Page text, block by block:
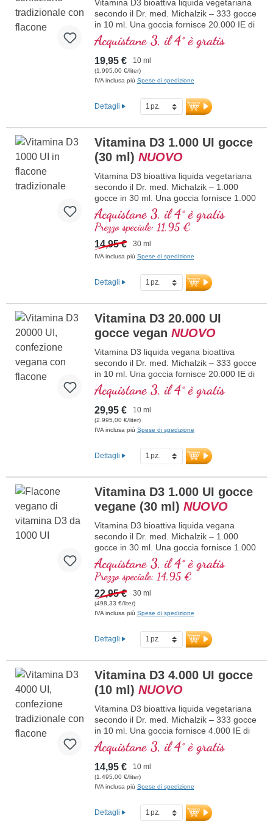
maggiori informazioni su Vitamina
D3 + K2
Vitamina D3 bioattiva liquida vegetariana
secondo il Dr. med. Michalzik – 333 gocce
in 10 ml. Una goccia fornisce 20.000 IE di
vitamina D3. Massima qualità premium.
Disciolta in olio di cocco MCT protettivo,
coltivato senza pesticidi, per una migliore
biodisponibilità. Questa combinazione
ottimale supporta il mantenimento di ossa
funzione muscolare e alla normale
funzione del sistema immunitario.
attiva da 25 anni, vegetariano, senza
additivi e testato in laboratorio. Sviluppato
da medici.
maggiori informazioni su Vitamina
D3 + K2
Acquistane 3, il 4° è gratis
19,95 € 10 ml
(1.995,00 €/liter)
IVA inclusa più Spese di spedizione
Dettagli
Vitamina D3 1.000 UI gocce
(30 ml) NUOVO
Vitamina D3 bioattiva liquida vegetariana
secondo il Dr. med. Michalzik – 1.000
gocce in 30 ml. Una goccia fornisce 1.000
IE di vitamina D3. Massima qualità
premium. Disciolta in olio di cocco MCT
protettivo, coltivato senza pesticidi, per
una migliore biodisponibilità. Questa
combinazione ottimale supporta il
contribuisce alla normale funzione
muscolare e alla normale funzione del
Germania senza ingegneria genetica, in
una produzione propria controllata attiva
da 25 anni, vegetariano, senza additivi e
testato in laboratorio. Sviluppato da
medici.
maggiori informazioni su Vitamina
D3 + K2
Acquistane 3, il 4° è gratis
Prezzo speciale: 11,95 €
14,95 € 30 ml
IVA inclusa più Spese di spedizione
Dettagli
Vitamina D3 20.000 UI
gocce vegan NUOVO
Vitamina D3 liquida vegana bioattiva
secondo il Dr. med. Michalzik – 333 gocce
in 10 ml. Una goccia fornisce 20.000 IE di
vitamina D3 vegana. Massima qualità
premium da licheni di alta qualità
controllati (non da alghe!) esclusivamente
vegetale, 100% vegana. Disciolta in olio di
cocco MCT protettivo, coltivato senza
Questa combinazione ottimale supporta il
mantenimento di ossa normali,
sistema immunitario. Prodotto in
Germania senza ingegneria genetica, in
produzione propria controllata attiva da 25
anni, vegano, senza additivi e testato in
laboratorio. Sviluppato da medici.
maggiori informazioni su Vitamina
D3 + K2
Acquistane 3, il 4° è gratis
29,95 € 10 ml
(2.995,00 €/liter)
IVA inclusa più Spese di spedizione
Dettagli
Vitamina D3 1.000 UI gocce
vegane (30 ml) NUOVO
Vitamina D3 bioattiva liquida vegana
secondo il Dr. med. Michalzik – 1.000
gocce in 30 ml. Una goccia fornisce 1.000
IE di vitamina D3 vegana. Massima
qualità premium da licheni di alta qualità
controllati (non da alghe!) puramente
vegetale 100% vegana. Disciolta in olio di
cocco MCT protettivo, coltivato senza
pesticidi, per una migliore biodisponibilità.
mantenimento di ossa normali,
contribuisce alla normale funzione
sistema immunitario. Prodotto in
Germania senza ingegneria genetica, in
produzione propria controllata esistente
testato in laboratorio. Sviluppato da
medici.
maggiori informazioni su Vitamina
D3 + K2
Acquistane 3, il 4° è gratis
Prezzo speciale: 14,95 €
22,95 € 30 ml
(498,33 €/liter)
IVA inclusa più Spese di spedizione
Dettagli
Vitamina D3 4.000 UI gocce
(10 ml) NUOVO
Vitamina D3 bioattiva liquida vegetariana
secondo il Dr. med. Michalzik – 333 gocce
in 10 ml. Una goccia fornisce 4.000 IE di
vitamina D3. Massima qualità premium.
Disciolta in olio di cocco MCT protettivo,
coltivato senza pesticidi, per una migliore
biodisponibilità. Questa combinazione
ottimale supporta il mantenimento di ossa
funzione muscolare e alla normale
funzione del sistema immunitario.
Acquistane 3, il 4° è gratis
14,95 € 10 ml
(1.495,00 €/liter)
IVA inclusa più Spese di spedizione
Dettagli